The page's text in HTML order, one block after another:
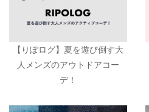
【りぽログ】夏を遊び倒す大
人メンズのアウトドアコー
デ！